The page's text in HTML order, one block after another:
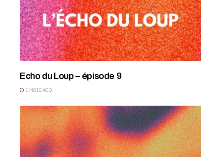
Echo du Loup – épisode 9
1 MOIS AGO